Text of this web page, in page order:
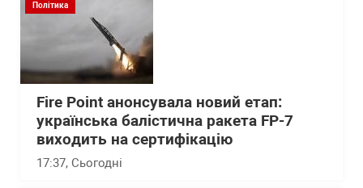
Політика
Fire Point анонсувала новий етап:
українська балістична ракета FP-7
виходить на сертифікацію
17:37, Сьогодні